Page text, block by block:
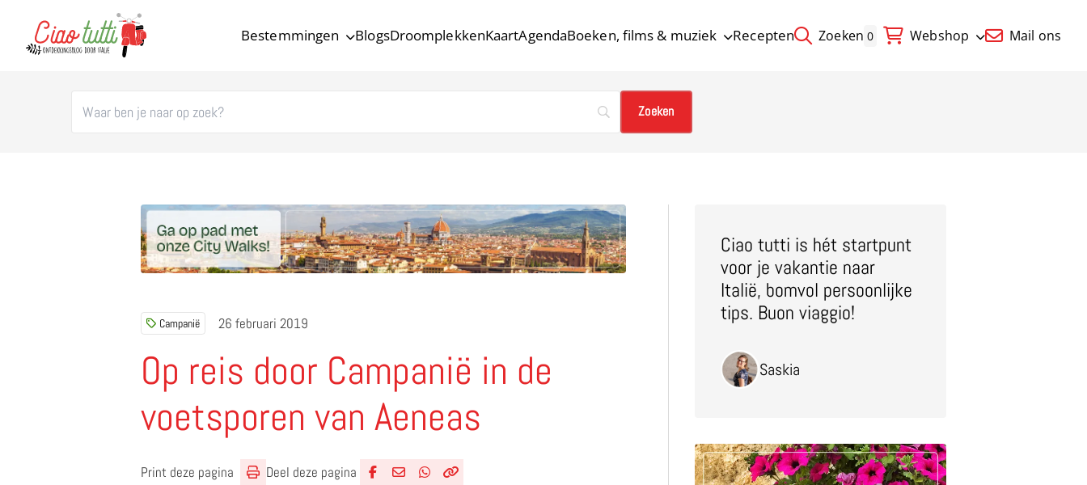
Bestemmingen BlogsDroomplekkenKaartAgendaBoeken, films & muziek Recepten Zoeken 0 Webshop Mail ons
Campanië 26 februari 2019
Op reis door Campanië in de
voetsporen van Aeneas
Print deze pagina
Deel deze pagina
Ciao tutti is hét startpunt
voor je vakantie naar
Italië, bomvol persoonlijke
tips. Buon viaggio!
Saskia